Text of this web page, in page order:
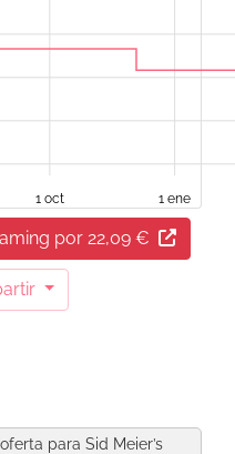
1 oct 1 ene
por 22,09 €
para Sid Meier’s